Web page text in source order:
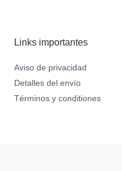
Links importantes
Aviso de privacidad
Detalles del envío
Términos y conditiones